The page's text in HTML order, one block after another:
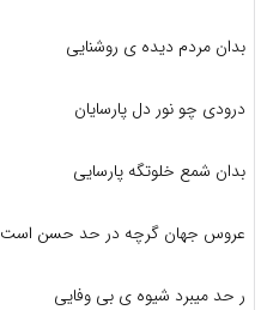
بدان مردم دیده ی روشنایی
درودی چو نور دل پارسایان
بدان شمع خلوتگه پارسایی
عروس جهان گرچه در حد حسن است
ر حد میبرد شیوه ی بی وفایی